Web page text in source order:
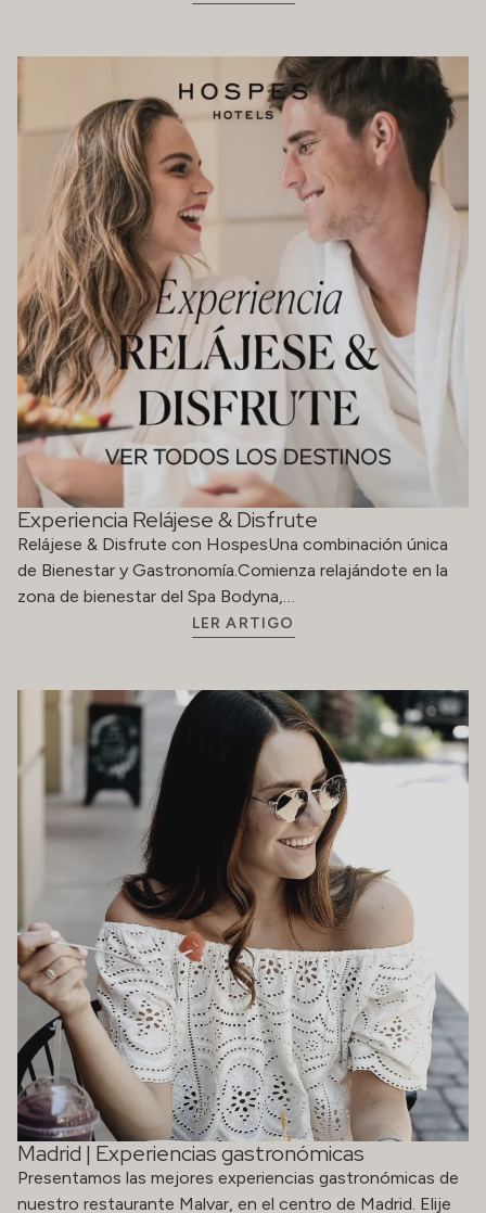
Experiencia Relájese & Disfrute
Relájese & Disfrute con HospesUna combinación única
de Bienestar y Gastronomía.Comienza relajándote en la
zona de bienestar del Spa Bodyna,…
LER ARTIGO
Madrid | Experiencias gastronómicas
Presentamos las mejores experiencias gastronómicas de
nuestro restaurante Malvar, en el centro de Madrid. Elije